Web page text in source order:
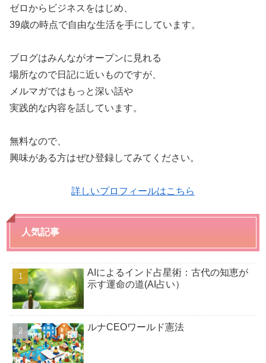
ゼロからビジネスをはじめ、
39歳の時点で自由な生活を手にしています。
ブログはみんながオープンに見れる
場所なので日記に近いものですが、
メルマガではもっと深い話や
実践的な内容を話しています。
無料なので、
興味がある方はぜひ登録してみてください。
詳しいプロフィールはこちら
人気記事
AIによるインド占星術：古代の知恵が
示す運命の道(AI占い）
ルナCEOワールド憲法